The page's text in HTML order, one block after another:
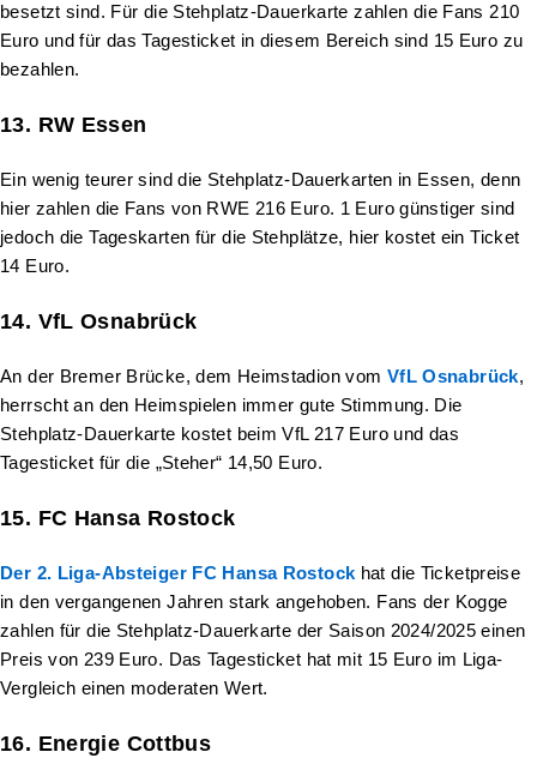
besetzt sind. Für die Stehplatz-Dauerkarte zahlen die Fans 210
Euro und für das Tagesticket in diesem Bereich sind 15 Euro zu
bezahlen.
13. RW Essen
Ein wenig teurer sind die Stehplatz-Dauerkarten in Essen, denn
hier zahlen die Fans von RWE 216 Euro. 1 Euro günstiger sind
jedoch die Tageskarten für die Stehplätze, hier kostet ein Ticket
14 Euro.
14. VfL Osnabrück
An der Bremer Brücke, dem Heimstadion vom VfL Osnabrück,
herrscht an den Heimspielen immer gute Stimmung. Die
Stehplatz-Dauerkarte kostet beim VfL 217 Euro und das
Tagesticket für die „Steher“ 14,50 Euro.
15. FC Hansa Rostock
Der 2. Liga-Absteiger FC Hansa Rostock hat die Ticketpreise
in den vergangenen Jahren stark angehoben. Fans der Kogge
zahlen für die Stehplatz-Dauerkarte der Saison 2024/2025 einen
Preis von 239 Euro. Das Tagesticket hat mit 15 Euro im Liga-
Vergleich einen moderaten Wert.
16. Energie Cottbus